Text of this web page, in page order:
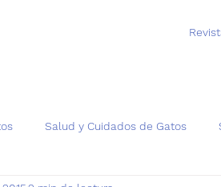
Salud y Cuidados de Gatos